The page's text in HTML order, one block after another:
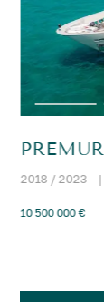
2018 / 2023 |
10 500 000 €